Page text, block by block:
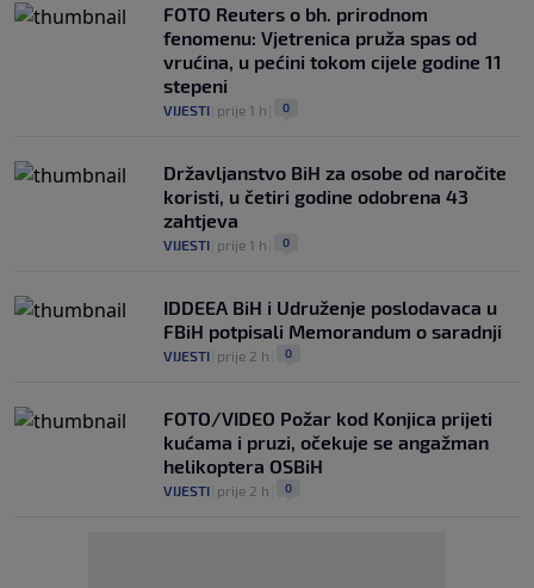
FOTO Reuters o bh. prirodnom
fenomenu: Vjetrenica pruža spas od
vrućina, u pećini tokom cijele godine 11
stepeni
VIJESTI prije 1 h 0
Državljanstvo BiH za osobe od naročite
koristi, u četiri godine odobrena 43
zahtjeva
VIJESTI prije 1 h 0
IDDEEA BiH i Udruženje poslodavaca u
FBiH potpisali Memorandum o saradnji
VIJESTI prije 2 h 0
FOTO/VIDEO Požar kod Konjica prijeti
kućama i pruzi, očekuje se angažman
helikoptera OSBiH
VIJESTI prije 2 h 0